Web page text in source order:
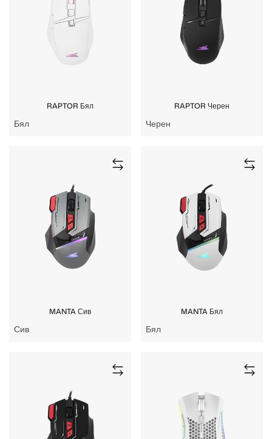
RAPTOR Бял
Бял
RAPTOR Черен
Черен
MANTA Сив
Сив
MANTA Бял
Бял